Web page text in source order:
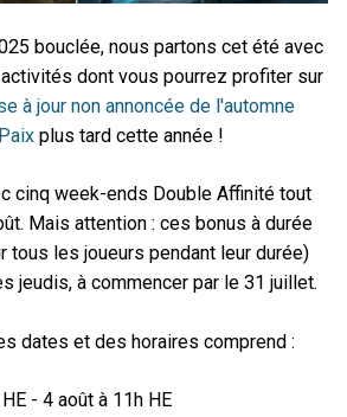
bouclée, nous partons cet été avec
dont vous pourrez profiter sur
à jour non annoncée de l'automne
plus tard cette année !
cinq week-ends Double Affinité tout
Mais attention : ces bonus à durée
tous les joueurs pendant leur durée)
jeudis, à commencer par le 31 juillet.
dates et des horaires comprend :
- 4 août à 11h HE